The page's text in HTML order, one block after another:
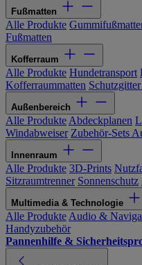
Fußmatten
Alle Produkte
Fußmatten
Kofferraum
Alle Produkte Hundetransport
Kofferraummatten
Außenbereich
Alle Produkte Abdeckplanen
Windabweiser Zubehör-Sets
Innenraum
Alle Produkte 3D-Prints
Sitzraumtrenner Sonnenschutz
Multimedia & Technologie
Alle Produkte Audio &
Handyzubehör
Pannenhilfe &